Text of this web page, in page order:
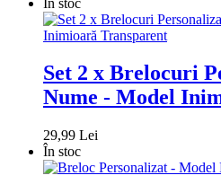
Set 2 x Brelocuri
Nume - Model
29,99 Lei
În stoc